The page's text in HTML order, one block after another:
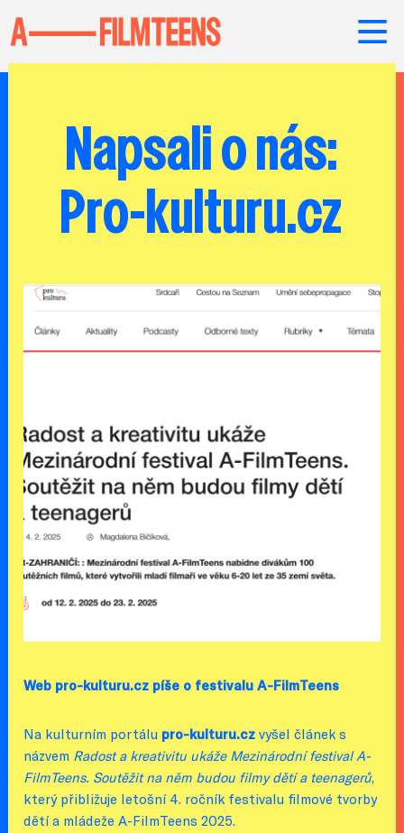
Napsali o nás:
Pro-kulturu.cz
Web pro-kulturu.cz píše o festivalu A-FilmTeens
Na kulturním portálu pro-kulturu.cz vyšel článek s
názvem Radost a kreativitu ukáže Mezinárodní festival A-
FilmTeens. Soutěžit na něm budou filmy dětí a teenagerů,
který přibližuje letošní 4. ročník festivalu filmové tvorby
dětí a mládeže A-FilmTeens 2025.